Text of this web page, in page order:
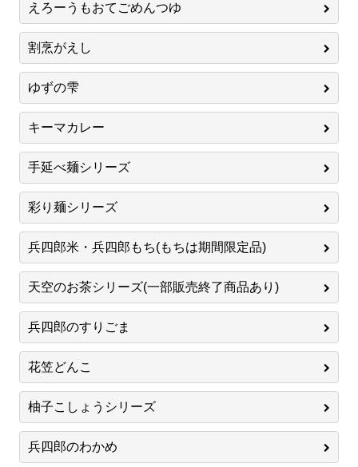
えろーうもおてごめんつゆ
割烹がえし
ゆずの雫
キーマカレー
手延べ麺シリーズ
彩り麺シリーズ
兵四郎米・兵四郎もち(もちは期間限定品)
天空のお茶シリーズ(一部販売終了商品あり)
兵四郎のすりごま
花笠どんこ
柚子こしょうシリーズ
兵四郎のわかめ